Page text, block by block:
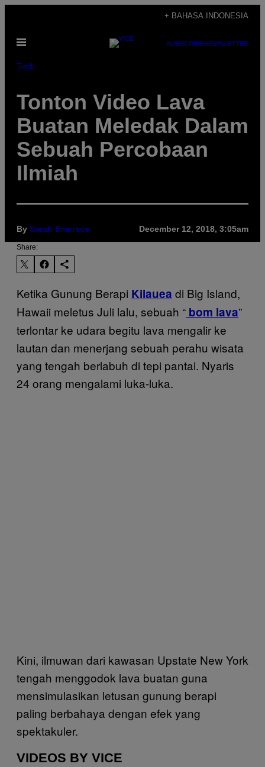
content
+ BAHASA INDONESIA
Open
SUBSCRIBENEWSLETTER
Tech
Tonton Video Lava
Buatan Meledak Dalam
Sebuah Percobaan
Ilmiah
By Sarah Emerson December 12, 2018, 3:05am
Share:
Ketika Gunung Berapi Kilauea di Big Island,
Hawaii meletus Juli lalu, sebuah “ bom lava”
terlontar ke udara begitu lava mengalir ke
lautan dan menerjang sebuah perahu wisata
yang tengah berlabuh di tepi pantai. Nyaris
24 orang mengalami luka-luka.
Kini, ilmuwan dari kawasan Upstate New York
tengah menggodok lava buatan guna
mensimulasikan letusan gunung berapi
paling berbahaya dengan efek yang
spektakuler.
VIDEOS BY VICE